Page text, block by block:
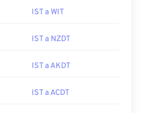
IST a WIT
IST a NZDT
IST a AKDT
IST a ACDT